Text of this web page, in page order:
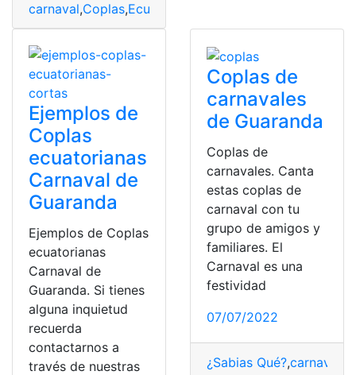
carnaval,Coplas,Ecuatorianas
Ejemplos de
Coplas
ecuatorianas
Carnaval de
Guaranda
Ejemplos de Coplas
ecuatorianas
Carnaval de
Guaranda. Si tienes
alguna inquietud
recuerda
contactarnos a
través de nuestras
Coplas de
carnavales
de Guaranda
Coplas de
carnavales. Canta
estas coplas de
carnaval con tu
grupo de amigos y
familiares. El
Carnaval es una
festividad
07/07/2022
¿Sabias Qué?,carnaval